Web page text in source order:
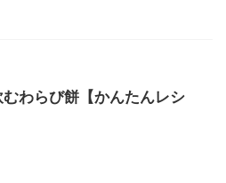
わらび餅【かんたんレシ